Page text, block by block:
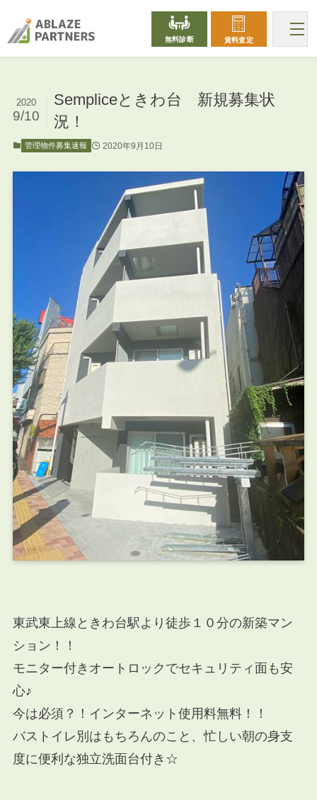
無料診断 賃料査定
Sempliceときわ台 新規募集状
況！
2020
9/10
管理物件募集速報 2020年9月10日
東武東上線ときわ台駅より徒歩１０分の新築マン
ション！！
モニター付きオートロックでセキュリティ面も安
心♪
今は必須？！インターネット使用料無料！！
バストイレ別はもちろんのこと、忙しい朝の身支
度に便利な独立洗面台付き☆